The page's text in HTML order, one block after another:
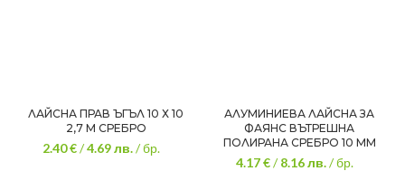
ЛАЙСНА ПРАВ ЪГЪЛ 10 Х 10
2,7 М СРЕБРО
2.40 €/4.69лв./ бр.
АЛУМИНИЕВА ЛАЙСНА ЗА
ФАЯНС ВЪТРЕШНА
ПОЛИРАНА СРЕБРО 10 ММ
4.17 €/8.16лв./ бр.